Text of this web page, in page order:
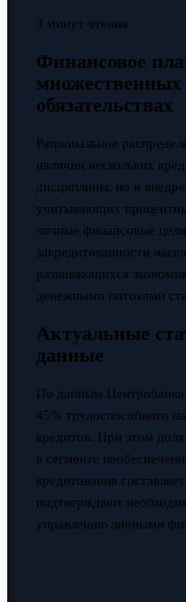
3 минут чтения
Финансовое
обязательствах
Рациональное
наличии нескольких
дисциплины, но и
учитывающих
личные финансовые
закредитованности
развивающихся
денежными потоками
Актуальные
данные
По данным Центробанка
45% трудоспособного
кредитов. При этом
в сегменте
кредитования
подтверждают
управлению личными